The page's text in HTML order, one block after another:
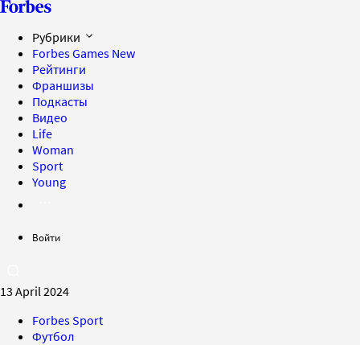
Рубрики
Forbes Games New
Рейтинги
Франшизы
Подкасты
Видео
Life
Woman
Sport
Young
Войти
13 April 2024
Forbes Sport
Футбол